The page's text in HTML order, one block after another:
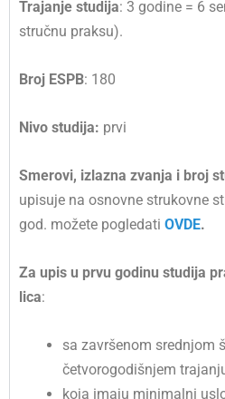
Trajanje studija: 3 godine = 6
stručnu praksu).
Broj ESPB: 180
Nivo studija: prvi
Smerovi, izlazna zvanja i broj
upisuje na osnovne strukovne
god. možete pogledati OVDE.
Za upis u prvu godinu studija
lica:
sa završenom srednjom
četvorogodišnjem
koja imaju minimalni